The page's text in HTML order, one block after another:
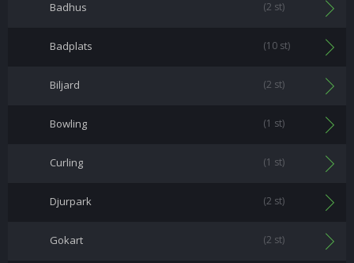
Badhus (2 st)
Badplats (10 st)
Biljard (2 st)
Bowling (1 st)
Curling (1 st)
Djurpark (2 st)
Gokart (2 st)